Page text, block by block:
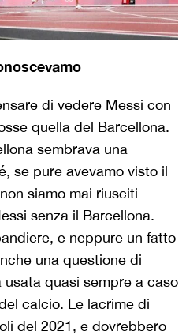
di vedere Messi con
quella del Barcellona.
sembrava una
se pure avevamo visto il
siamo mai riusciti
senza il Barcellona.
e neppure un fatto
una questione di
quasi sempre a caso
calcio. Le lacrime di
del 2021, e dovrebbero